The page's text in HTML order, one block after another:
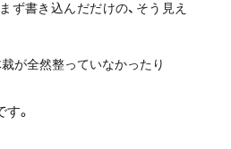
ず書き込んだだけの、そう見え
が全然整っていなかったり
。